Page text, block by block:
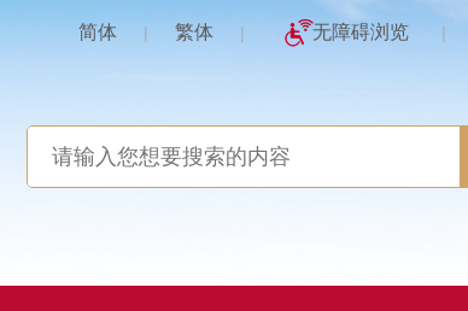
简体 | 繁体 | 无障碍浏览 |